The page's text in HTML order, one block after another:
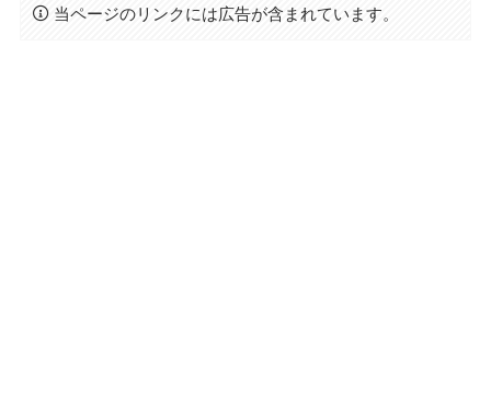
当ページのリンクには広告が含まれています。